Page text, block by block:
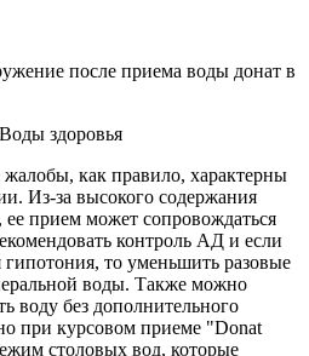
после приема воды донат в
Воды здоровья
как правило, характерны
Из-за высокого содержания
прием может сопровождаться
контроль АД и если
гипотония, то уменьшить разовые
воды. Также можно
воду без дополнительного
при курсовом приеме "Donat
столовых вод, которые